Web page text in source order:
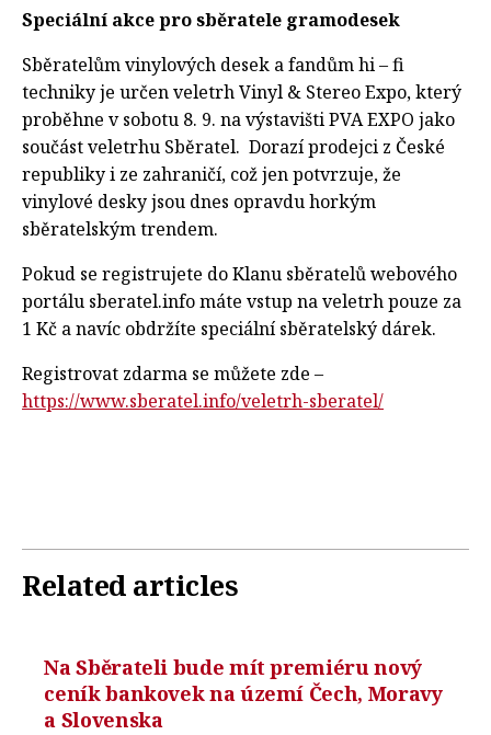
Speciální akce pro sběratele gramodesek
Sběratelům vinylových desek a fandům hi – fi
techniky je určen veletrh Vinyl & Stereo Expo, který
proběhne v sobotu 8. 9. na výstavišti PVA EXPO jako
součást veletrhu Sběratel. Dorazí prodejci z České
republiky i ze zahraničí, což jen potvrzuje, že
vinylové desky jsou dnes opravdu horkým
sběratelským trendem.
Pokud se registrujete do Klanu sběratelů webového
portálu sberatel.info máte vstup na veletrh pouze za
1 Kč a navíc obdržíte speciální sběratelský dárek.
Registrovat zdarma se můžete zde –
https://www.sberatel.info/veletrh-sberatel/
Related articles
Na Sběrateli bude mít premiéru nový
ceník bankovek na území Čech, Moravy
a Slovenska